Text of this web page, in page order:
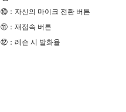
⑩：자신의 마이크 전환 버튼
⑪：재접속 버튼
⑫：레슨 시 발화율